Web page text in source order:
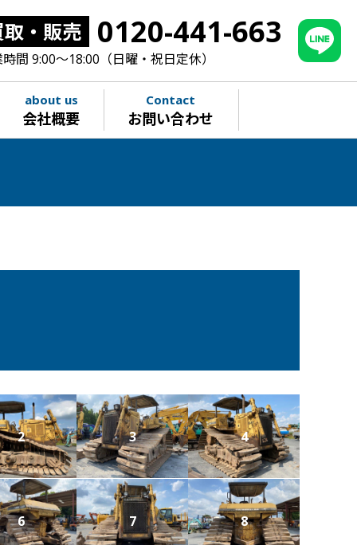
取・販売 0120-441-663
間 9:00～18:00（日曜・祝日定休）
about us
会社概要
Contact
お問い合わせ
2 3 4
6 7 8